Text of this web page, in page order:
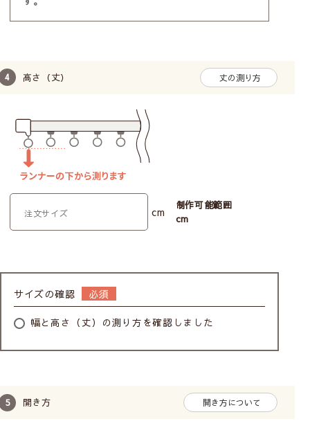
高さ（丈） 丈の測り方
cm
制作可能範囲
cm
サイズの確認
幅と高さ（丈）の測り方を確認しました
開き方 開き方について